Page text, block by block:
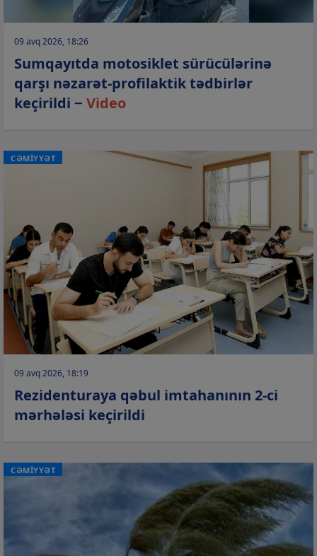
09 avq 2026, 18:26
Sumqayıtda motosiklet sürücülərinə
qarşı nəzarət-profilaktik tədbirlər
keçirildi − Video
CƏMİYYƏT
09 avq 2026, 18:19
Rezidenturaya qəbul imtahanının 2-ci
mərhələsi keçirildi
CƏMİYYƏT